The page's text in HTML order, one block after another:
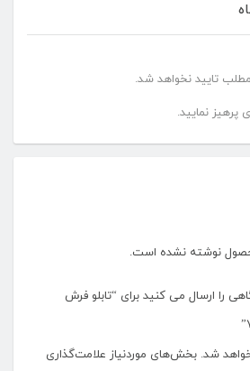
تایید نخواهد شد.
پرهیز نمایید.
نوشته نشده است.
را ارسال می کنید برای “تابلو فرش
شد. بخش‌های موردنیاز علامت‌گذاری